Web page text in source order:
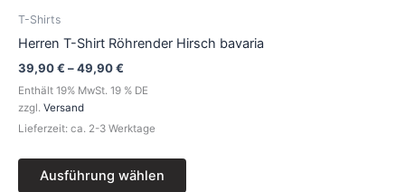
T-Shirts
Herren T-Shirt Röhrender Hirsch bavaria
39,90€ –49,90€
Enthält 19% MwSt. 19 % DE
zzgl. Versand
Lieferzeit: ca. 2-3 Werktage
Ausführung wählen
auf.